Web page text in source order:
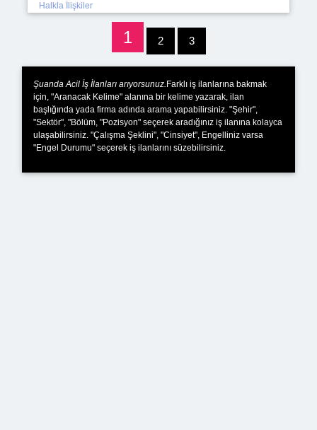
Halkla İlişkiler
1 2 3
Şuanda Acil İş İlanları arıyorsunuz. Farklı iş ilanlarına bakmak
için, "Aranacak Kelime" alanına bir kelime yazarak, ilan
başlığında yada firma adında arama yapabilirsiniz. "Şehir",
"Sektör", "Bölüm, "Pozisyon" seçerek aradığınız iş ilanına kolayca
ulaşabilirsiniz. "Çalışma Şeklini", "Cinsiyet", Engelliniz varsa
"Engel Durumu" seçerek iş ilanlarını süzebilirsiniz.